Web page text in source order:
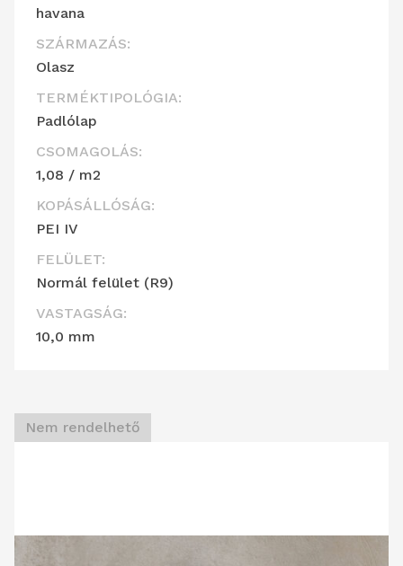
havana
SZÁRMAZÁS:
Olasz
TERMÉKTIPOLÓGIA:
Padlólap
CSOMAGOLÁS:
1,08 / m2
KOPÁSÁLLÓSÁG:
PEI IV
FELÜLET:
Normál felület (R9)
VASTAGSÁG:
10,0 mm
Nem rendelhető